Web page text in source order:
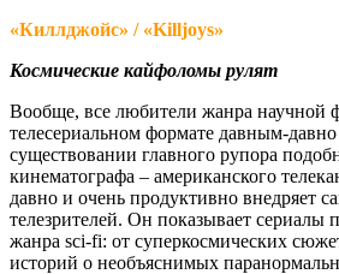
«Киллджойс» / «Killjoys»
Космические кайфоломы рулят
Вообще, все любители жанра научной
телесериальном формате давным-
существовании главного рупора
кинематографа – американского
давно и очень продуктивно внедряет
телезрителей. Он показывает сериалы
жанра sci-fi: от суперкосмических
историй о необъяснимых